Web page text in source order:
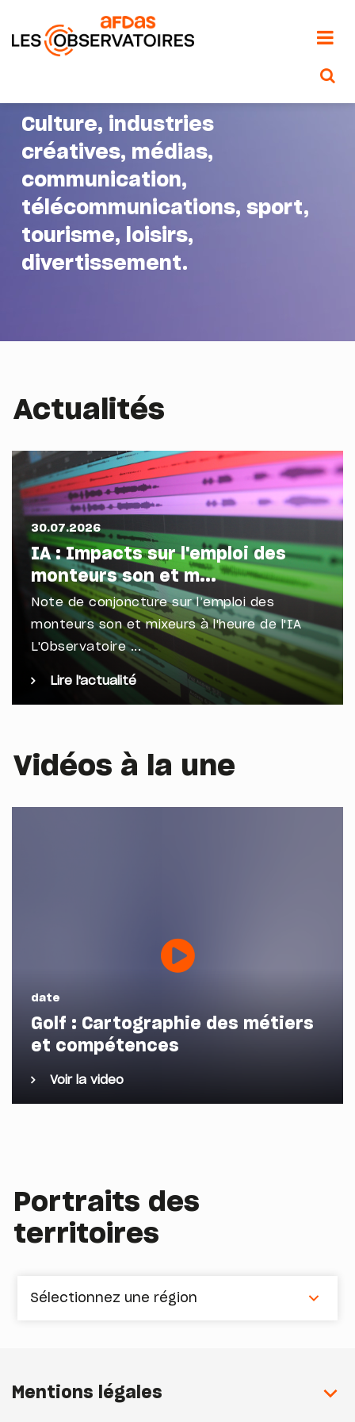
au
contenu
Culture, industries
créatives, médias,
communication,
télécommunications, sport,
tourisme, loisirs,
divertissement.
Actualités
30.07.2026
IA : Impacts sur l'emploi des
monteurs son et m...
Note de conjoncture sur l’emploi des
monteurs son et mixeurs à l'heure de l'IA
L'Observatoire ...
Lire l'actualité
Vidéos à la une
date
Golf : Cartographie des métiers
et compétences
Voir la video
Portraits des
territoires
Sélectionnez une région
Mentions légales